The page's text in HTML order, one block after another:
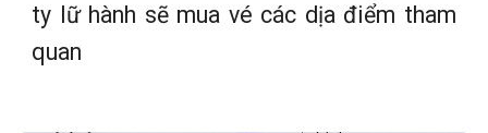
ty lữ hành sẽ mua vé các dịa điểm tham
quan